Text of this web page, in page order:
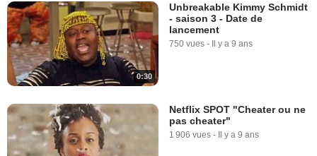
0:30
Unbreakable Kimmy Schmidt
- saison 3 - Date de
lancement
750 vues - Il y a 9 ans
Netflix SPOT "Cheater ou ne
pas cheater"
1 906 vues - Il y a 9 ans